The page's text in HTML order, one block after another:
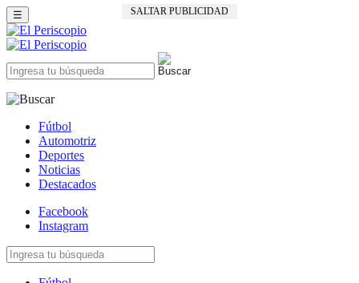
SALTAR PUBLICIDAD
☰
Fútbol
Automotriz
Deportes
Noticias
Destacados
Facebook
Instagram